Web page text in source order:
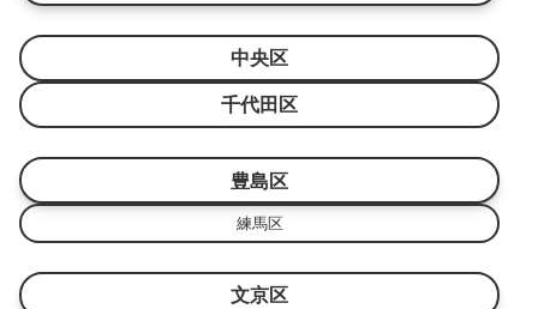
中央区
千代田区
豊島区
練馬区
文京区